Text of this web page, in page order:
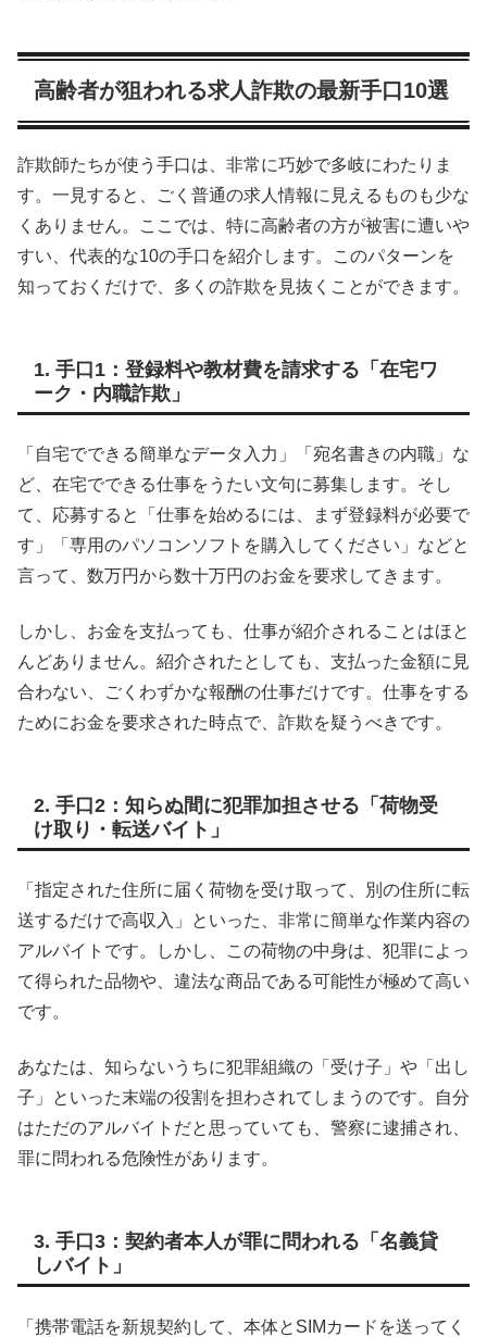
高齢者が狙われる求人詐欺の最新手口10選
詐欺師たちが使う手口は、非常に巧妙で多岐にわたりま
す。一見すると、ごく普通の求人情報に見えるものも少な
くありません。ここでは、特に高齢者の方が被害に遭いや
すい、代表的な10の手口を紹介します。このパターンを
知っておくだけで、多くの詐欺を見抜くことができます。
1. 手口1：登録料や教材費を請求する「在宅ワ
ーク・内職詐欺」
「自宅でできる簡単なデータ入力」「宛名書きの内職」な
ど、在宅でできる仕事をうたい文句に募集します。そし
て、応募すると「仕事を始めるには、まず登録料が必要で
す」「専用のパソコンソフトを購入してください」などと
言って、数万円から数十万円のお金を要求してきます。
しかし、お金を支払っても、仕事が紹介されることはほと
んどありません。紹介されたとしても、支払った金額に見
合わない、ごくわずかな報酬の仕事だけです。仕事をする
ためにお金を要求された時点で、詐欺を疑うべきです。
2. 手口2：知らぬ間に犯罪加担させる「荷物受
け取り・転送バイト」
「指定された住所に届く荷物を受け取って、別の住所に転
送するだけで高収入」といった、非常に簡単な作業内容の
アルバイトです。しかし、この荷物の中身は、犯罪によっ
て得られた品物や、違法な商品である可能性が極めて高い
です。
あなたは、知らないうちに犯罪組織の「受け子」や「出し
子」といった末端の役割を担わされてしまうのです。自分
はただのアルバイトだと思っていても、警察に逮捕され、
罪に問われる危険性があります。
3. 手口3：契約者本人が罪に問われる「名義貸
しバイト」
「携帯電話を新規契約して、本体とSIMカードを送ってく